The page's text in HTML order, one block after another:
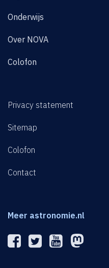
Onderwijs
Over NOVA
Colofon
Privacy statement
Sitemap
Colofon
Contact
Meer astronomie.nl